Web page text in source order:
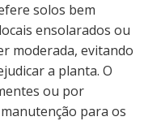
solos bem
ensolarados ou
moderada, evitando
a planta. O
ou por
para os